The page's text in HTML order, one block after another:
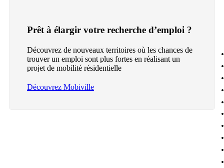
Prêt à élargir votre recherche d’emploi ?
Découvrez de nouveaux territoires où les chances de
trouver un emploi sont plus fortes en réalisant un
projet de mobilité résidentielle
Découvrez Mobiville